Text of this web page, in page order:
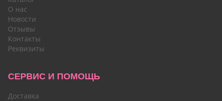
О нас
Новости
Отзывы
Контакты
Реквизиты
СЕРВИС И ПОМОЩЬ
Доставка